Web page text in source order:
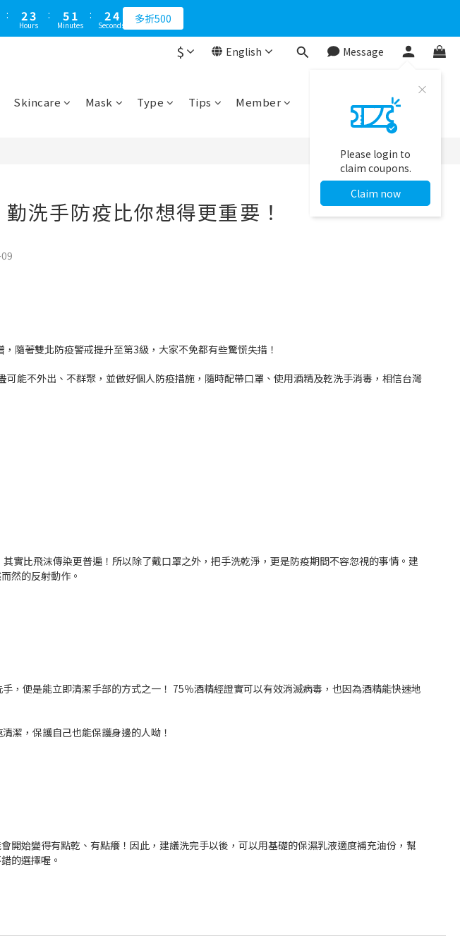
:
2
1
3
2
Hours
:
5
4
1
0
Minutes
:
2
1
4
3
Seconds 多折500
$ English Message
Please login to
claim coupons.
Claim now
Skincare Mask Type Tips Member
洗手防疫比你想得更重要！
隨著雙北防疫警戒提升至第3級，大家不免都有些驚慌失措！
能不外出、不群聚，並做好個人防疫措施，隨時配帶口罩、使用酒精及乾洗手消毒，相信台灣
實比飛沫傳染更普遍！所以除了戴口罩之外，把手洗乾淨，更是防疫期間不容忽視的事情。建
然的反射動作。
便是能立即清潔手部的方式之一！ 75％酒精經證實可以有效消滅病毒，也因為酒精能快速地
潔，保護自己也能保護身邊的人呦！
始變得有點乾、有點癢！因此，建議洗完手以後，可以用基礎的保濕乳液適度補充油份，幫
的選擇喔。